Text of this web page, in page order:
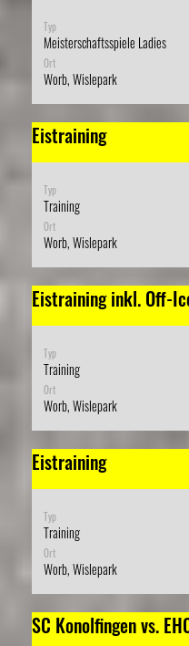
Typ
Meisterschaftsspiele Ladies
Ort
Worb, Wislepark
Eistraining
Typ
Training
Ort
Worb, Wislepark
Eistraining inkl. Off-
Typ
Training
Ort
Worb, Wislepark
Eistraining
Typ
Training
Ort
Worb, Wislepark
SC Konolfingen vs.